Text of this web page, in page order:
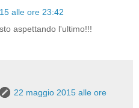
alle ore 23:42
aspettando l'ultimo!!!
22 maggio 2015 alle ore